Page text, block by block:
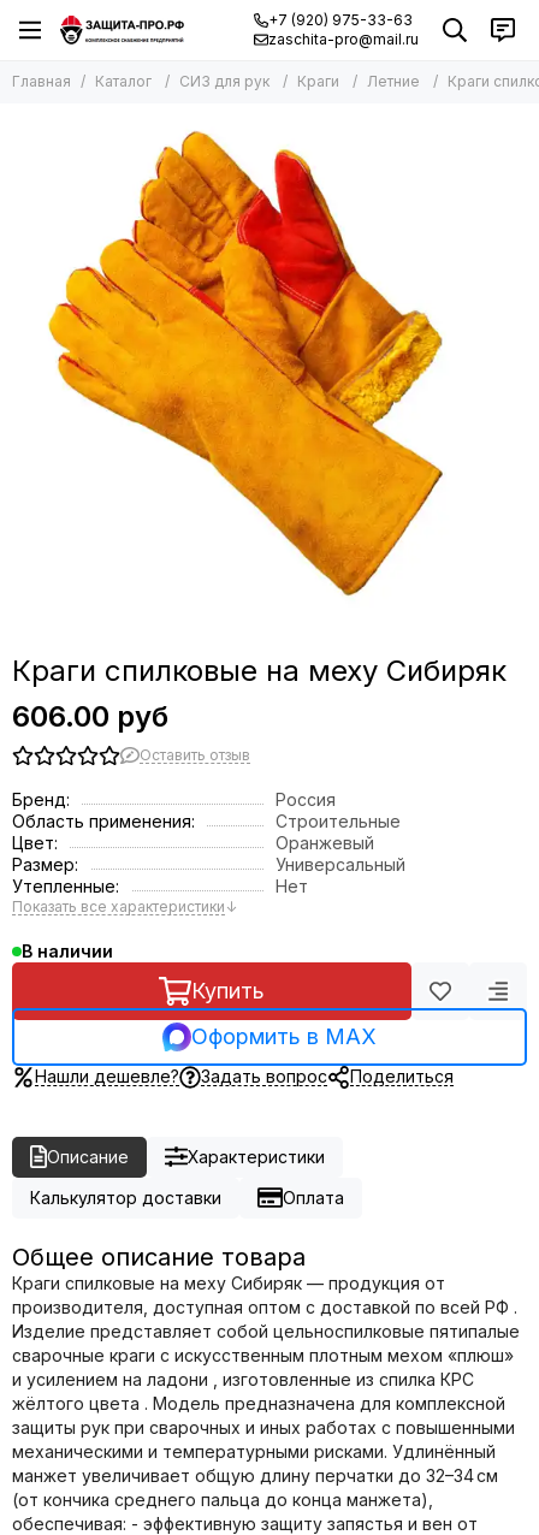
+7 (920) 975-33-63
zaschita-pro@mail.ru
Главная Каталог СИЗ для рук Краги Летние Краги
Краги спилковые на меху Сибиряк
606.00 руб
Оставить отзыв
Бренд:
Россия
Область применения:
Строительные
Цвет:
Оранжевый
Размер:
Универсальный
Утепленные:
Нет
Показать все характеристики ↓
В наличии
Купить
Оформить в MAX
Нашли дешевле? Задать вопрос Поделиться
Описание
Характеристики
Калькулятор доставки
Оплата
Общее описание товара
Краги спилковые на меху Сибиряк — продукция от
производителя, доступная оптом с доставкой по всей РФ .
Изделие представляет собой цельноспилковые пятипалые
сварочные краги с искусственным плотным мехом «плюш»
и усилением на ладони , изготовленные из спилка КРС
жёлтого цвета . Модель предназначена для комплексной
защиты рук при сварочных и иных работах с повышенными
механическими и температурными рисками. Удлинённый
манжет увеличивает общую длину перчатки до 32–34 см
(от кончика среднего пальца до конца манжета),
обеспечивая: - эффективную защиту запястья и вен от